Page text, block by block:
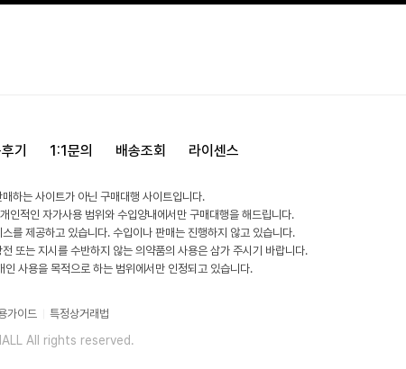
기 1:1문의 배송조회 라이센스
하는 사이트가 아닌 구매대행 사이트입니다.
인적인 자가사용 범위와 수입양내에서만 구매대행을 해드립니다.
를 제공하고 있습니다. 수입이나 판매는 진행하지 않고 있습니다.
또는 지시를 수반하지 않는 의약품의 사용은 삼가 주시기 바랍니다.
사용을 목적으로 하는 범위에서만 인정되고 있습니다.
가이드 특정상거래법
All rights reserved.